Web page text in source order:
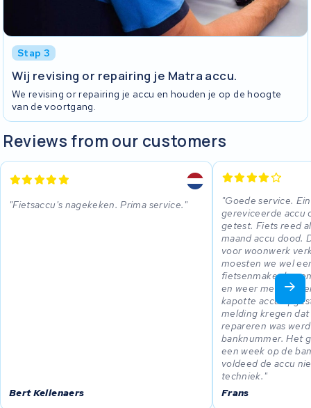
Stap 3
Wij revising or repairing je Matra accu.
We revising or repairing je accu en houden je op de hoogte
van de voortgang.
Reviews from our customers
Fietsaccu's nagekeken. Prima service.
Bert Kellenaers
Goede service.
gereviceerde accu
getest. Fiets reed
maand accu dood.
voor woonwerk
moesten we wel
fietsenmaker
en weer met KWS
kapotte accu
melding kregen
repareren was
banknummer. Het
een week op de
voldeed de accu
techniek.
Frans